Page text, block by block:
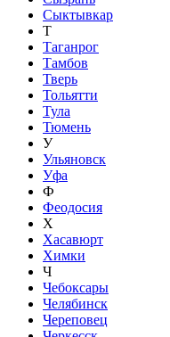
Сыктывкар
Т
Таганрог
Тамбов
Тверь
Тольятти
Тула
Тюмень
У
Ульяновск
Уфа
Ф
Феодосия
Х
Хасавюрт
Химки
Ч
Чебоксары
Челябинск
Череповец